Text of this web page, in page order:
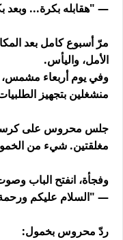
— "هقابله بكرة... وبعد
مرّ أسبوع كامل بعد
الأمل، واليأس.
وفي يوم أربعاء مشمس،
منشغلين بتجهيز
جلس محروس على
مغلقتين. شيء من
وفجأة، انفتح الباب
— "السلام عليكم ورحمة
ردّ محروس بخمول: